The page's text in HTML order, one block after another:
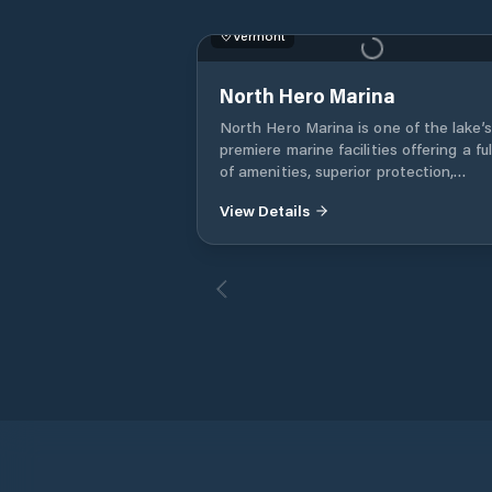
Vermont
North Hero Marina
North Hero Marina is one of the lake’s
premiere marine facilities offering a
of amenities, superior protection,
and immediate access to the broad
View Details